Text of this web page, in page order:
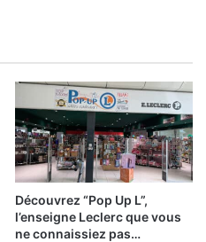
Découvrez “Pop Up L”,
l’enseigne Leclerc que vous
ne connaissiez pas…